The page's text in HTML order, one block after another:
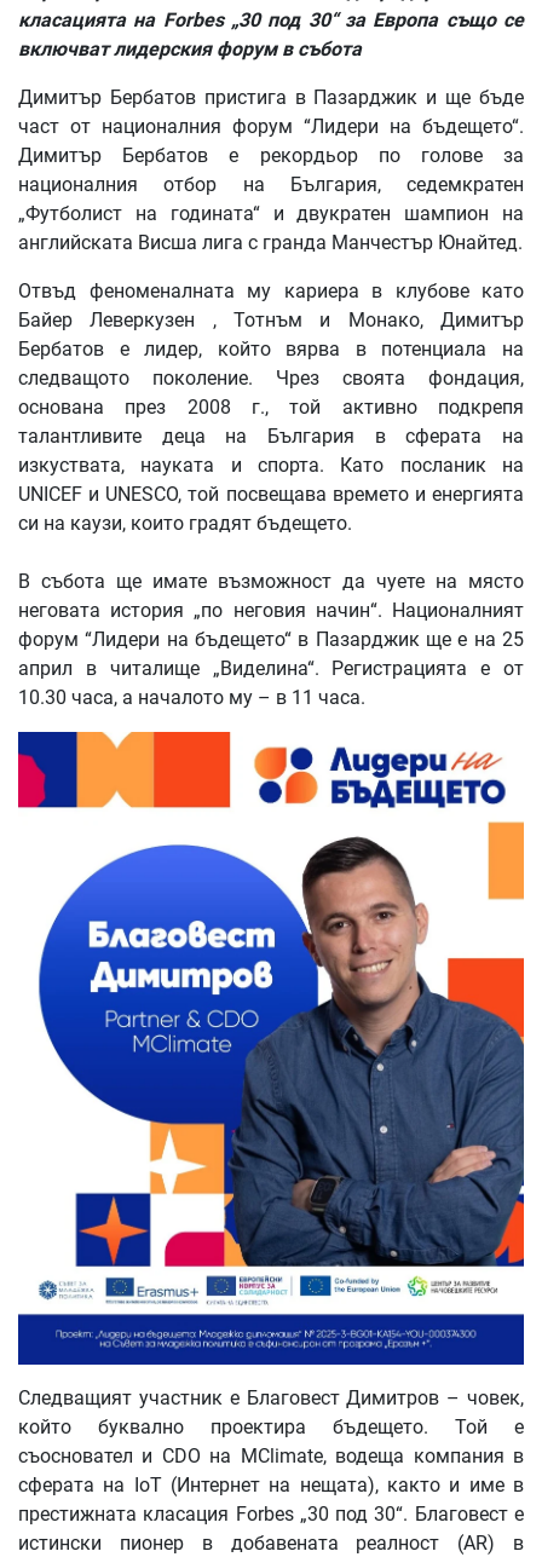
класацията на Forbes „30 под 30“ за Европа също се
включват лидерския форум в събота
Димитър Бербатов пристига в Пазарджик и ще бъде
част от националния форум “Лидери на бъдещето“.
Димитър Бербатов е рекордьор по голове за
националния отбор на България, седемкратен
„Футболист на годината“ и двукратен шампион на
английската Висша лига с гранда Манчестър Юнайтед.
Отвъд феноменалната му кариера в клубове като
Байер Леверкузен , Тотнъм и Монако, Димитър
Бербатов е лидер, който вярва в потенциала на
следващото поколение. Чрез своята фондация,
основана през 2008 г., той активно подкрепя
талантливите деца на България в сферата на
изкуствата, науката и спорта. Като посланик на
UNICEF и UNESCO, той посвещава времето и енергията
си на каузи, които градят бъдещето.
В събота ще имате възможност да чуете на място
неговата история „по неговия начин“. Националният
форум “Лидери на бъдещето“ в Пазарджик ще е на 25
април в читалище „Виделина“. Регистрацията е от
10.30 часа, а началото му – в 11 часа.
Следващият участник е Благовест Димитров – човек,
който буквално проектира бъдещето. Той е
съосновател и CDO на MClimate, водеща компания в
сферата на IoT (Интернет на нещата), както и име в
престижната класация Forbes „30 под 30“. Благовест е
истински пионер в добавената реалност (AR) в